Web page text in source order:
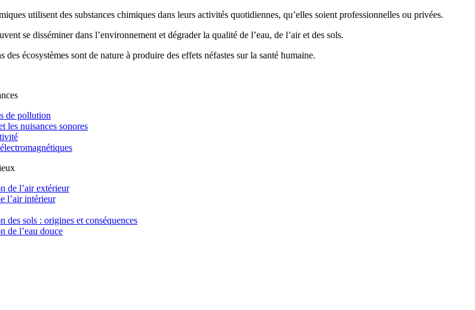
utilisent des substances chimiques dans leurs activités quotidiennes, qu’elles soient professionnelles ou privées.
se disséminer dans l’environnement et dégrader la qualité de l’eau, de l’air et des sols.
des écosystèmes sont de nature à produire des effets néfastes sur la santé humaine.
de pollution
les nuisances sonores
de l’air extérieur
l’air intérieur
des sols : origines et conséquences
de l’eau douce